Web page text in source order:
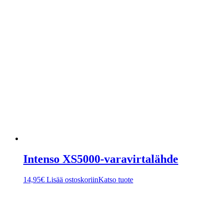
Intenso XS5000-varavirtalähde
14,95€ Lisää ostoskoriinKatso tuote